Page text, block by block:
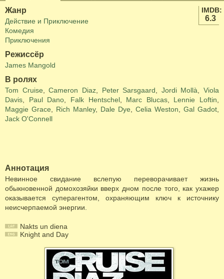
IMDB:
6.3
Жанр
Действие и Приключение
Комедия
Приключения
Режиссёр
James Mangold
В ролях
Tom Cruise ,Cameron Diaz, Peter Sarsgaard Jordi Mollà
Viola
Davis
Paul Dano Falk Hentschel, Marc Blucas, Lennie Loftin
Maggie Grace
Rich Manley, Dale Dye Celia Weston Gal Gadot
Jack O'Connell
Аннотация
Невинное свидание вслепую переворачивает жизнь
обыкновенной домохозяйки вверх дном после того, как ухажер
оказывается суперагентом, охраняющим ключ к источнику
неисчерпаемой энергии.
Nakts un diena
Knight and Day